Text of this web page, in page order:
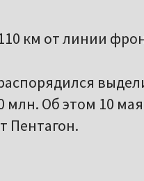
км от линии
млн. Об этом 10
Пентагон.